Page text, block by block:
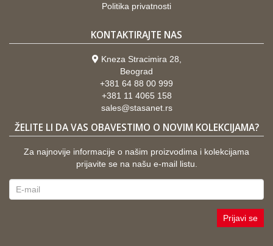
Politika privatnosti
KONTAKTIRAJTE NAS
Kneza Stracimira 28,
Beograd
+381 64 88 00 999
+381 11 4065 158
sales@stasanet.rs
ŽELITE LI DA VAS OBAVESTIMO O NOVIM KOLEKCIJAMA?
Za najnovije informacije o našim proizvodima i kolekcijama
prijavite se na našu e-mail listu.
Prijavi se